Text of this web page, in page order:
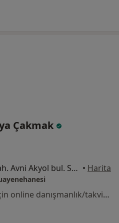
Çakmak
Bahçeşehir 2. kısım mah. Avni Akyol bul. Sofa Bahçeşehir Sit. No:7 C blok. Kat:3, Daire:15, İstanbul • Harita
Bu uzman ilgili adres için online danışmanlık/takvim sunmuyor.